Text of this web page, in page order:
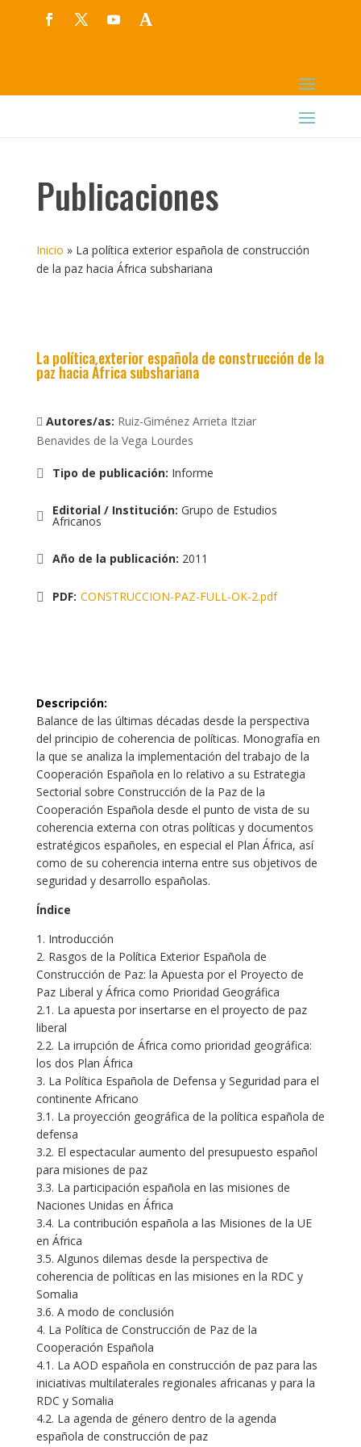
Publicaciones
Inicio » La política exterior española de construcción
de la paz hacia África subshariana
La política exterior española de construcción de la
paz hacia África subshariana
Autores/as: Ruiz-Giménez Arrieta Itziar
Benavides de la Vega Lourdes
Tipo de publicación: Informe
Editorial / Institución: Grupo de Estudios
Africanos
Año de la publicación: 2011
PDF: CONSTRUCCION-PAZ-FULL-OK-2.pdf
Descripción:
Balance de las últimas décadas desde la perspectiva
del principio de coherencia de políticas. Monografía en
la que se analiza la implementación del trabajo de la
Cooperación Española en lo relativo a su Estrategia
Sectorial sobre Construcción de la Paz de la
Cooperación Española desde el punto de vista de su
coherencia externa con otras políticas y documentos
estratégicos españoles, en especial el Plan África, así
como de su coherencia interna entre sus objetivos de
seguridad y desarrollo españolas.
Índice
1. Introducción
2. Rasgos de la Política Exterior Española de
Construcción de Paz: la Apuesta por el Proyecto de
Paz Liberal y África como Prioridad Geográfica
2.1. La apuesta por insertarse en el proyecto de paz
liberal
2.2. La irrupción de África como prioridad geográfica:
los dos Plan África
3. La Política Española de Defensa y Seguridad para el
continente Africano
3.1. La proyección geográfica de la política española de
defensa
3.2. El espectacular aumento del presupuesto español
para misiones de paz
3.3. La participación española en las misiones de
Naciones Unidas en África
3.4. La contribución española a las Misiones de la UE
en África
3.5. Algunos dilemas desde la perspectiva de
coherencia de políticas en las misiones en la RDC y
Somalia
3.6. A modo de conclusión
4. La Política de Construcción de Paz de la
Cooperación Española
4.1. La AOD española en construcción de paz para las
iniciativas multilaterales regionales africanas y para la
RDC y Somalia
4.2. La agenda de género dentro de la agenda
española de construcción de paz